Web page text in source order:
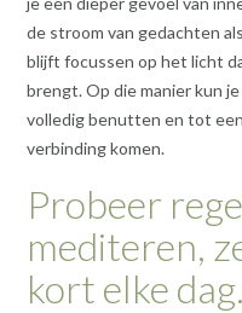
de stroom van gedachten
blijft focussen op het licht
brengt. Op die manier kun
volledig benutten en tot
verbinding komen.
Probeer
mediteren,
kort elke dag.